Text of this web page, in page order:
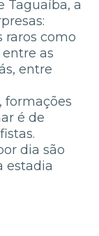
Taguaíba, a
raros como
as
entre
formações
é de
dia são
estadia